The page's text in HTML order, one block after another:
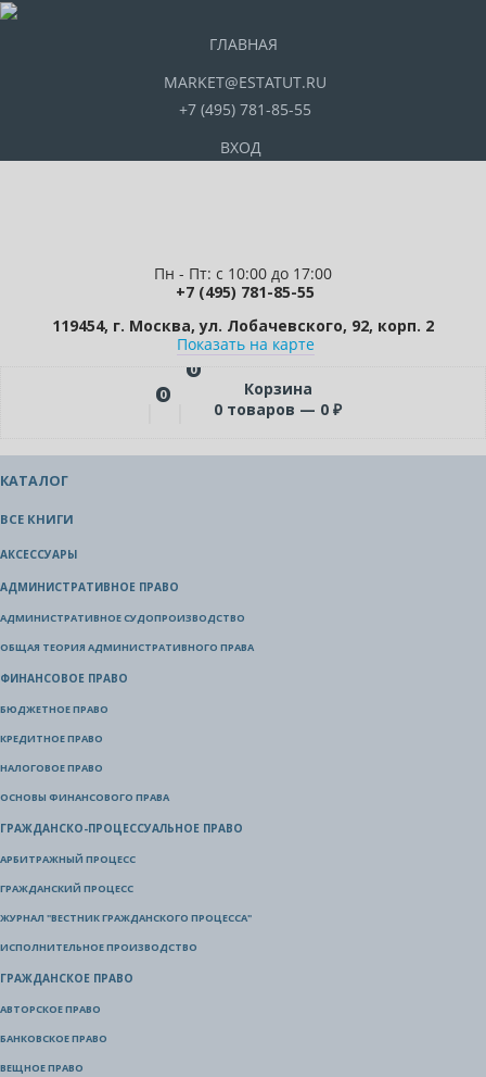
ГЛАВНАЯ
MARKET@ESTATUT.RU
+7 (495) 781-85-55
ВХОД
Пн - Пт: с 10:00 до 17:00
+7 (495) 781-85-55
119454, г. Москва, ул. Лобачевского, 92, корп. 2
Показать на карте
0
0
Корзина
0 товаров — 0 ₽
КАТАЛОГ
ВСЕ КНИГИ
АКСЕССУАРЫ
АДМИНИСТРАТИВНОЕ ПРАВО
АДМИНИСТРАТИВНОЕ СУДОПРОИЗВОДСТВО
ОБЩАЯ ТЕОРИЯ АДМИНИСТРАТИВНОГО ПРАВА
ФИНАНСОВОЕ ПРАВО
БЮДЖЕТНОЕ ПРАВО
КРЕДИТНОЕ ПРАВО
НАЛОГОВОЕ ПРАВО
ОСНОВЫ ФИНАНСОВОГО ПРАВА
ГРАЖДАНСКО-ПРОЦЕССУАЛЬНОЕ ПРАВО
АРБИТРАЖНЫЙ ПРОЦЕСС
ГРАЖДАНСКИЙ ПРОЦЕСС
ЖУРНАЛ "ВЕСТНИК ГРАЖДАНСКОГО ПРОЦЕССА"
ИСПОЛНИТЕЛЬНОЕ ПРОИЗВОДСТВО
ГРАЖДАНСКОЕ ПРАВО
АВТОРСКОЕ ПРАВО
БАНКОВСКОЕ ПРАВО
ВЕЩНОЕ ПРАВО